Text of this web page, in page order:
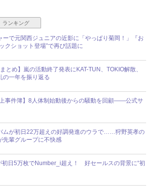
ランキング
ーで元関西ジュニアの近影に「やっぱり菊岡！」『お
クショット登場”で再び話題に
とめ】嵐の活動終了発表にKAT-TUN、TOKIO解散、
一年を振り返る
上事件簿】8人体制始動後からの騒動を回顧――公式サ
ムが初日22万超えの好調発進のウラで……狩野英孝の
先輩グループに不快感
初日5万枚でNumber_i超え！ 好セールスの背景に“初